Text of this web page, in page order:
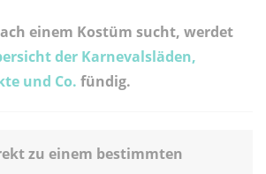
einem Kostüm sucht, werdet
der Karnevalsläden,
und Co. fündig.
zu einem bestimmten